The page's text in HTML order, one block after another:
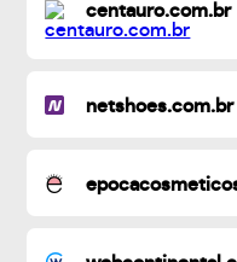
centauro.com.br
netshoes.com.br